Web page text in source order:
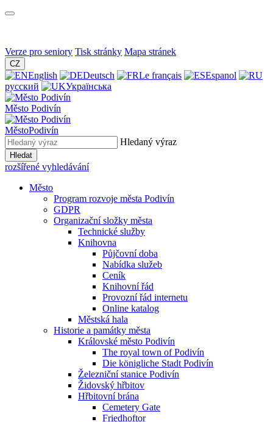
Verze pro seniory Tisk stránky Mapa stránek
CZ
English Deutsch Le français
Espanol
русский
Українська
Město Podivín
MěstoPodivín
Hledaný výraz
Hledat
rozšířené vyhledávání
Město
Program rozvoje města Podivín
GDPR
Organizační složky města
Technické služby
Knihovna
Půjčovní doba
Nabídka služeb
Ceník
Knihovní řád
Provozní řád internetu
Online katalog
Městská hala
Historie a památky města
Královské město Podivín
The royal town of Podivín
Die königliche Stadt Podivín
Železniční stanice Podivín
Židovský hřbitov
Hřbitovní brána
Cemetery Gate
Friedhoftor